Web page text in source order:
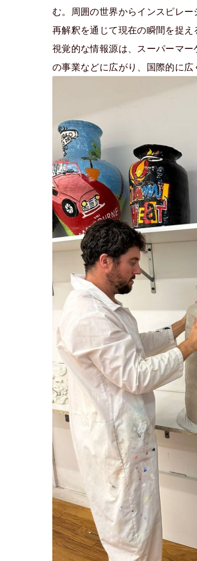
む。周囲の世界からインスピレ
再解釈を通じて現在の瞬間を捉え
視覚的な情報源は、スーパーマ
の事業などに広がり、国際的に広